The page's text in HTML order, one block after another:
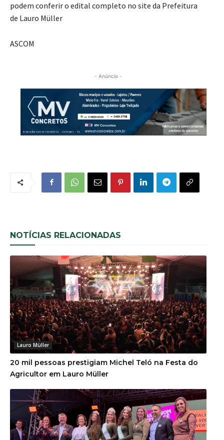
podem conferir o edital completo no site da Prefeitura
de Lauro Müller
ASCOM
- Anúncio -
NOTÍCIAS RELACIONADAS
Lauro Müller
20 mil pessoas prestigiam Michel Teló na Festa do
Agricultor em Lauro Müller